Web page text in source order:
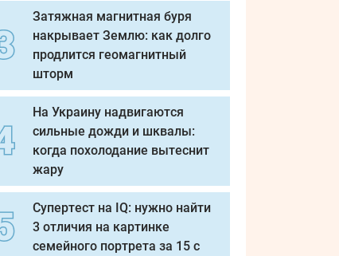
Затяжная магнитная буря
накрывает Землю: как долго
продлится геомагнитный
шторм
На Украину надвигаются
сильные дожди и шквалы:
когда похолодание вытеснит
жару
Супертест на IQ: нужно найти
3 отличия на картинке
семейного портрета за 15 с